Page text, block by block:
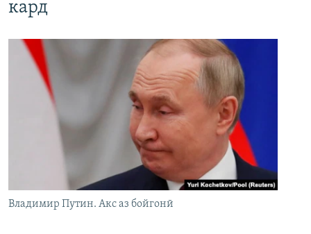
кард
Владимир Путин. Акс аз бойгонӣ